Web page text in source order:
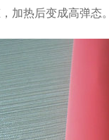
加热后变成高弹态